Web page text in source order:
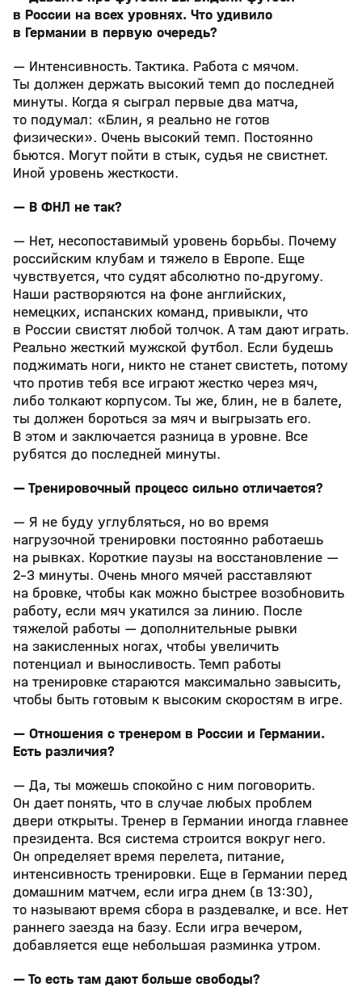
в России на всех уровнях. Что удивило
в Германии в первую очередь?
— Интенсивность. Тактика. Работа с мячом.
Ты должен держать высокий темп до последней
минуты. Когда я сыграл первые два матча,
то подумал: «Блин, я реально не готов
физически». Очень высокий темп. Постоянно
бьются. Могут пойти в стык, судья не свистнет.
Иной уровень жесткости.
— В ФНЛ не так?
— Нет, несопоставимый уровень борьбы. Почему
российским клубам и тяжело в Европе. Еще
чувствуется, что судят абсолютно по-другому.
Наши растворяются на фоне английских,
немецких, испанских команд, привыкли, что
в России свистят любой толчок. А там дают играть.
Реально жесткий мужской футбол. Если будешь
поджимать ноги, никто не станет свистеть, потому
что против тебя все играют жестко через мяч,
либо толкают корпусом. Ты же, блин, не в балете,
ты должен бороться за мяч и выгрызать его.
В этом и заключается разница в уровне. Все
рубятся до последней минуты.
— Тренировочный процесс сильно отличается?
— Я не буду углубляться, но во время
нагрузочной тренировки постоянно работаешь
на рывках. Короткие паузы на восстановление —
2-3 минуты. Очень много мячей расставляют
на бровке, чтобы как можно быстрее возобновить
работу, если мяч укатился за линию. После
тяжелой работы — дополнительные рывки
на закисленных ногах, чтобы увеличить
потенциал и выносливость. Темп работы
на тренировке стараются максимально завысить,
чтобы быть готовым к высоким скоростям в игре.
— Отношения с тренером в России и Германии.
Есть различия?
— Да, ты можешь спокойно с ним поговорить.
Он дает понять, что в случае любых проблем
двери открыты. Тренер в Германии иногда главнее
президента. Вся система строится вокруг него.
Он определяет время перелета, питание,
интенсивность тренировки. Еще в Германии перед
домашним матчем, если игра днем (в 13:30),
то называют время сбора в раздевалке, и все. Нет
раннего заезда на базу. Если игра вечером,
добавляется еще небольшая разминка утром.
— То есть там дают больше свободы?